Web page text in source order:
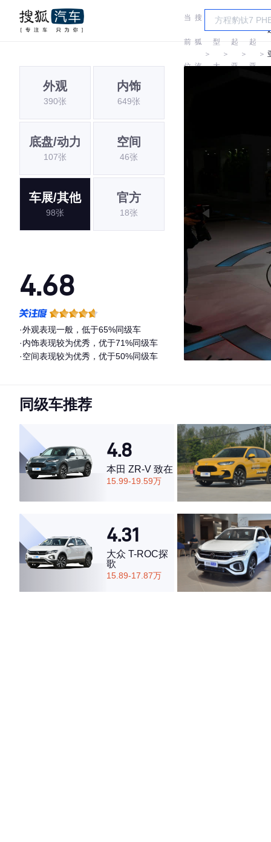
当
前
位
搜
狐
汽
＞
车
型
大
＞
起
亚
＞
起
亚
＞
外观
390张
内饰
649张
底盘/动力
107张
空间
46张
车展/其他
98张
官方
18张
4.68
·外观表现一般，低于65%同级车
·内饰表现较为优秀，优于71%同级车
·空间表现较为优秀，优于50%同级车
同级车推荐
4.8
本田 ZR-V 致在
15.99-19.59万
4.31
大众 T-ROC探
歌
15.89-17.87万